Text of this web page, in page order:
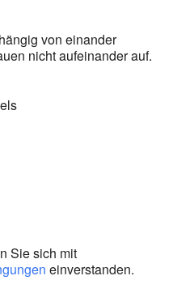
von einander
nicht aufeinander auf.
Sie sich mit
einverstanden.